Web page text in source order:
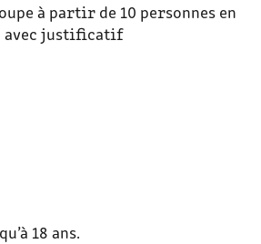
à partir de 10 personnes en
avec justificatif
18 ans.